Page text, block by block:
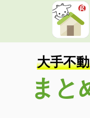
大手不
まと